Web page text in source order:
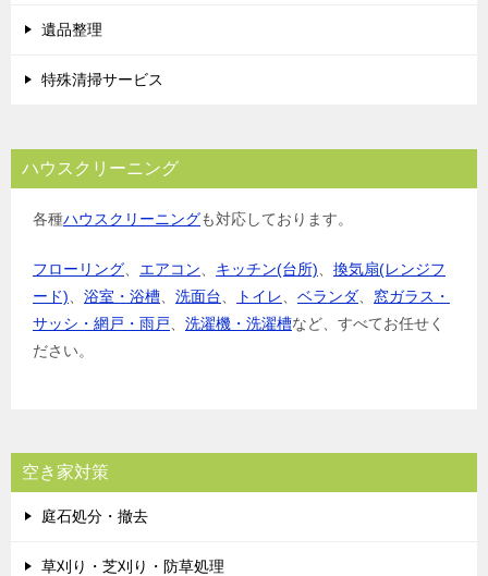
遺品整理
特殊清掃サービス
ハウスクリーニング
各種ハウスクリーニングも対応しております。
フローリング エアコン キッチン(台所)
換気扇(レンジフ
ード)
浴室・浴槽 洗面台 トイレ ベランダ
窓ガラス・
サッシ・網戸・雨戸
洗濯機・洗濯槽など、すべてお任せく
ださい。
空き家対策
庭石処分・撤去
草刈り・芝刈り・防草処理